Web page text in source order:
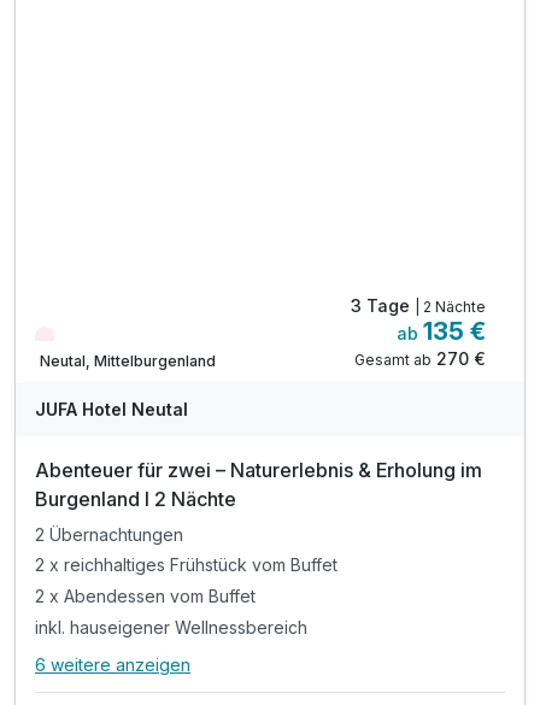
Neutal, Mittelburgenland
3 Tage | 2 Nächte
ab 135 €
Gesamt ab 270 €
JUFA Hotel Neutal
Abenteuer für zwei – Naturerlebnis & Erholung im
Burgenland I 2 Nächte
2 Übernachtungen
2 x reichhaltiges Frühstück vom Buffet
2 x Abendessen vom Buffet
inkl. hauseigener Wellnessbereich
Alle Inklusivleistungen
6 weitere anzeigen